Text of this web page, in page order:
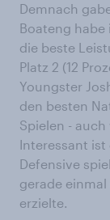
Demnach
Boateng
die beste
Platz 2 (12
Youngster
den besten
Spielen - auch
Interessant ist
Defensive
gerade
erzielte.